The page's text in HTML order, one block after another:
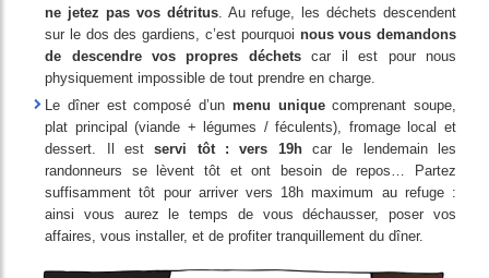
ne jetez pas vos détritus. Au refuge, les déchets descendent
sur le dos des gardiens, c’est pourquoi nous vous demandons
de descendre vos propres déchetscar il est pour nous
physiquement impossible de tout prendre en charge.
Le dîner est composé d’un menu uniquecomprenant soupe,
plat principal (viande + légumes / féculents), fromage local et
dessert. Il estservi tôt : vers 19hcar le lendemain les
randonneurs se lèvent tôt et ont besoin de repos… Partez
suffisamment tôt pour arriver vers 18h maximum au refuge :
ainsi vous aurez le temps de vous déchausser, poser vos
affaires, vous installer, et de profiter tranquillement du dîner.
Image